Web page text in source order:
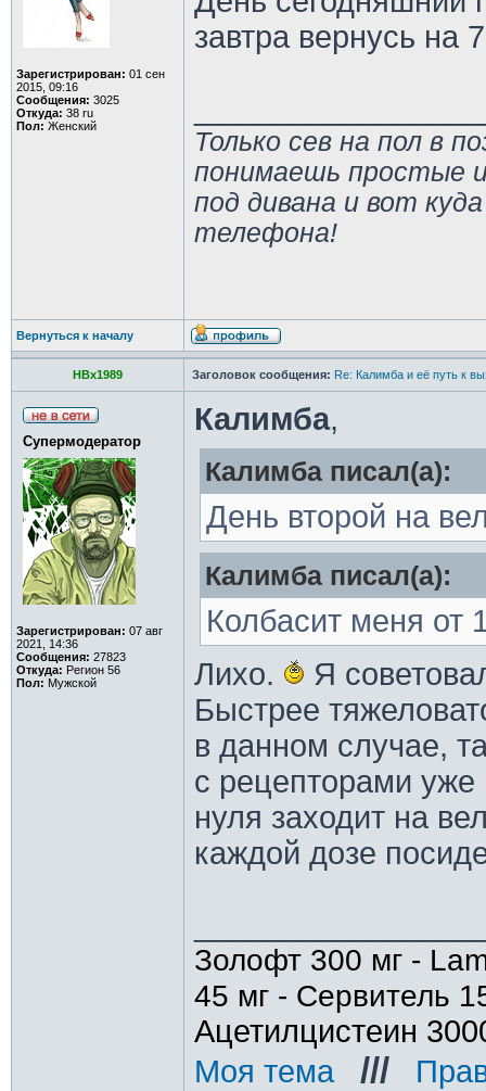
Зарегистрирован: 01 сен
2015, 09:16
Сообщения: 3025
Откуда: 38 ru
Пол: Женский
завтра вернусь на
Только сев на пол в
понимаешь простые
под дивана и вот
телефона!
Вернуться к началу
HBx1989 Заголовок сообщения: Re: Калимба и её путь к
Супермодератор
Зарегистрирован: 07 авг
2021, 14:36
Сообщения: 27823
Откуда: Регион 56
Пол: Мужской
Калимба,
Калимба писал(а):
День второй на
Калимба писал(а):
Колбасит меня от
Лихо.
Я
Быстрее
в данном случае,
с рецепторами
нуля заходит на
каждой дозе
Золофт 300 мг -
45 мг - Сервитель
Ацетилцистеин
Моя тема_ ///